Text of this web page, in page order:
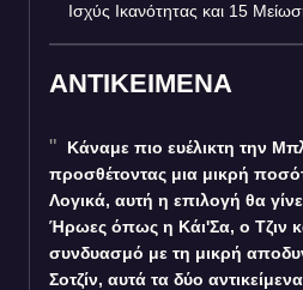
Ισχύς Ικανότητας και 15
ΑΝΤΙΚΕΙΜΕΝΑ
Κάναμε πιο ευέλικτη την
προσθέτοντας μια μικρή
Λογικά, αυτή η επιλογή θα
Ήρωες όπως η Κάι'Σα, ο Τζιν
συνδυασμό με τη μικρή
Σοτζίν, αυτά τα δύο